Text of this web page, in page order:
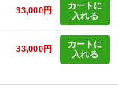
33,000円
カートに
入れる
33,000円
カートに
入れる